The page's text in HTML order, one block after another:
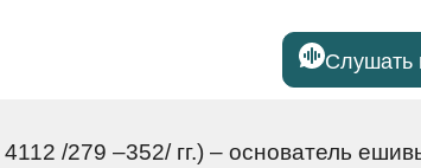
Слушать
/279 –352/ гг.) – основатель